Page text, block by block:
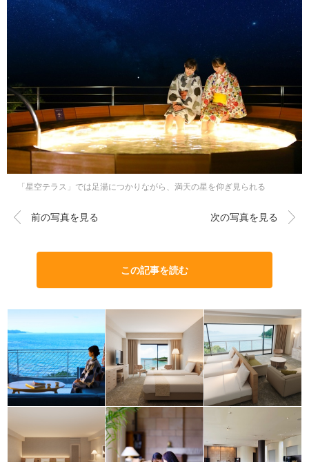
「星空テラス」では足湯につかりながら、満天の星を仰ぎ見られる
前の写真を見る 次の写真を見る
この記事を読む